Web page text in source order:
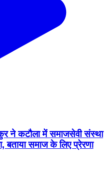
ने कटौला में समाजसेवी संस्था
बताया समाज के लिए प्रेरणा